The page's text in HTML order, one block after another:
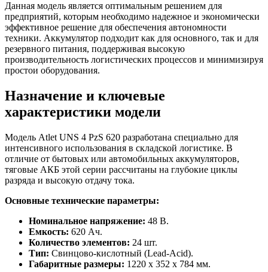
Данная модель является оптимальным решением для
предприятий, которым необходимо надежное и экономически
эффективное решение для обеспечения автономности
техники. Аккумулятор подходит как для основного, так и для
резервного питания, поддерживая высокую
производительность логистических процессов и минимизируя
простои оборудования.
Назначение и ключевые
характеристики модели
Модель Atlet UNS 4 PzS 620 разработана специально для
интенсивного использования в складской логистике. В
отличие от бытовых или автомобильных аккумуляторов,
тяговые АКБ этой серии рассчитаны на глубокие циклы
разряда и высокую отдачу тока.
Основные технические параметры:
Номинальное напряжение: 48 В.
Емкость: 620 Ач.
Количество элементов: 24 шт.
Тип: Свинцово-кислотный (Lead-Acid).
Габаритные размеры: 1220 x 352 x 784 мм.